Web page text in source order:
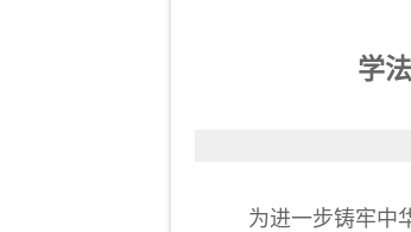
学
为进一步铸牢中华